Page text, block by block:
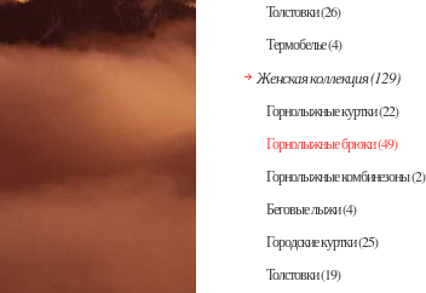
Толстовки(26)
Термобелье(4)
Женская коллекция(129)
Горнолыжные куртки(22)
Горнолыжные брюки(49)
Горнолыжные комбинезоны(2)
Беговые лыжи(4)
Городские куртки(25)
Толстовки(19)